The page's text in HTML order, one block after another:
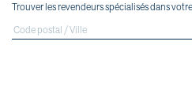
Trouver les revendeurs spécialisés dans